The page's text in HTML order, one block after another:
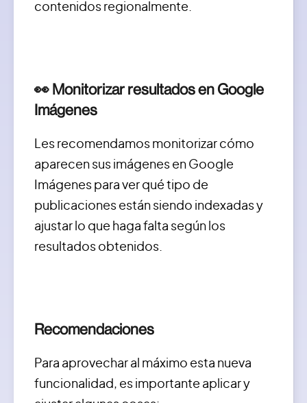
contenidos regionalmente.
👀 Monitorizar resultados en Google
Imágenes
Les recomendamos monitorizar cómo
aparecen sus imágenes en Google
Imágenes para ver qué tipo de
publicaciones están siendo indexadas y
ajustar lo que haga falta según los
resultados obtenidos.
Recomendaciones
Para aprovechar al máximo esta nueva
funcionalidad, es importante aplicar y